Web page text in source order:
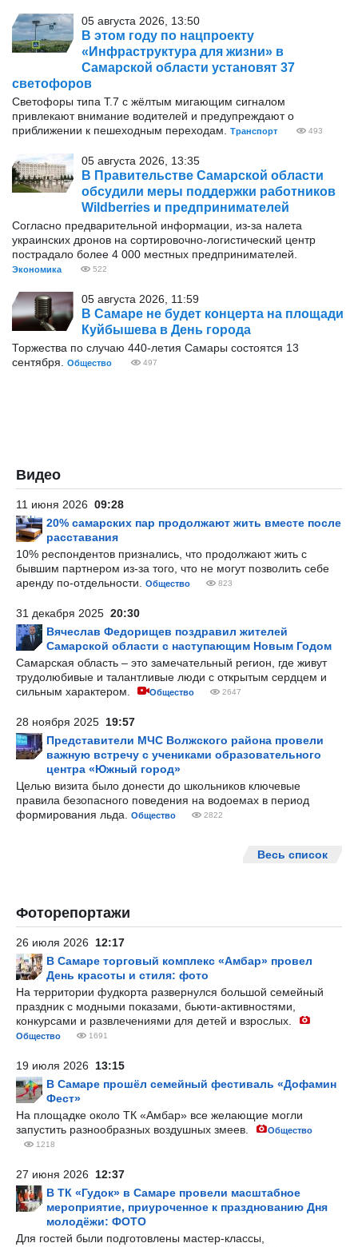
05 августа 2026, 13:50
В этом году по нацпроекту
«Инфраструктура для жизни» в
Самарской области установят 37
светофоров
Светофоры типа Т.7 с жёлтым мигающим сигналом
привлекают внимание водителей и предупреждают о
приближении к пешеходным переходам.
Транспорт 493
05 августа 2026, 13:35
В Правительстве Самарской области
обсудили меры поддержки работников
Wildberries и предпринимателей
Согласно предварительной информации, из-за налета
украинских дронов на сортировочно-логистический центр
пострадало более 4 000 местных предпринимателей.
Экономика 522
05 августа 2026, 11:59
В Самаре не будет концерта на площади
Куйбышева в День города
Торжества по случаю 440-летия Самары состоятся 13
сентября.
Общество 497
Видео
11 июня 2026 09:28
20% самарских пар продолжают жить вместе после
расставания
10% респондентов признались, что продолжают жить с
бывшим партнером из-за того, что не могут позволить себе
аренду по-отдельности.
Общество 823
31 декабря 2025 20:30
Вячеслав Федорищев поздравил жителей
Самарской области с наступающим Новым Годом
Самарская область – это замечательный регион, где живут
трудолюбивые и талантливые люди с открытым сердцем и
сильным характером.
Общество 2647
28 ноября 2025 19:57
Представители МЧС Волжского района провели
важную встречу с учениками образовательного
центра «Южный город»
Целью визита было донести до школьников ключевые
правила безопасного поведения на водоемах в период
формирования льда.
Общество 2822
Весь список
Фоторепортажи
26 июля 2026 12:17
В Самаре торговый комплекс «Амбар» провел
День красоты и стиля: фото
На территории фудкорта развернулся большой семейный
праздник с модными показами, бьюти-активностями,
конкурсами и развлечениями для детей и взрослых.
Общество 1691
19 июля 2026 13:15
В Самаре прошёл семейный фестиваль «Дофамин
Фест»
На площадке около ТК «Амбар» все желающие могли
запустить разнообразных воздушных змеев.
Общество
1218
27 июня 2026 12:37
В ТК «Гудок» в Самаре провели масштабное
мероприятие, приуроченное к празднованию Дня
молодёжи: ФОТО
Для гостей были подготовлены мастер-классы,